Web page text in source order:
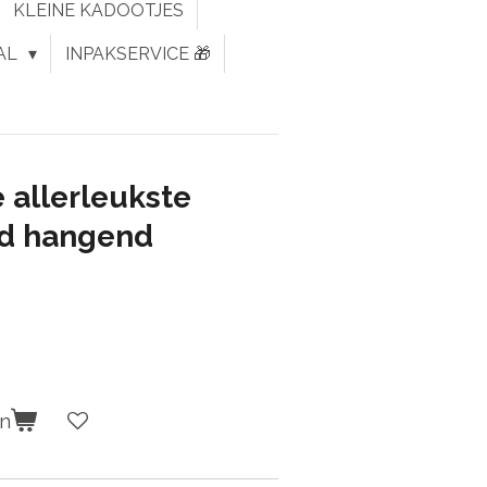
KLEINE KADOOTJES
INPAKSERVICE 🎁
allerleukste
hangend